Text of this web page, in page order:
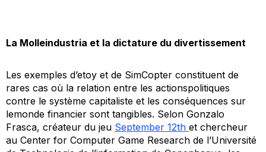
La Molleindustria et la dictature du divertissement
Les exemples d’etoy et de SimCopter constituent de
rares cas où la relation entre les actionspolitiques
contre le système capitaliste et les conséquences sur
lemonde financier sont tangibles. Selon Gonzalo
Frasca, créateur du jeu September 12th et chercheur
au Center for Computer Game Research de l’Université